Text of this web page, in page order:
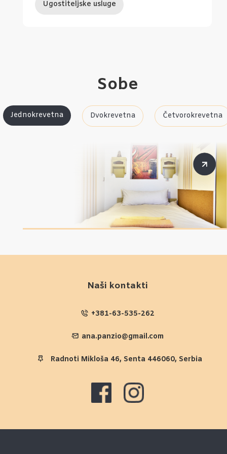
Ugostiteljske usluge
Sobe
Jednokrevetna Dvokrevetna Četvorokrevetna
Naši kontakti
+381-63-535-262
ana.panzio@gmail.com
Radnoti Mikloša 46, Senta 446060, Serbia